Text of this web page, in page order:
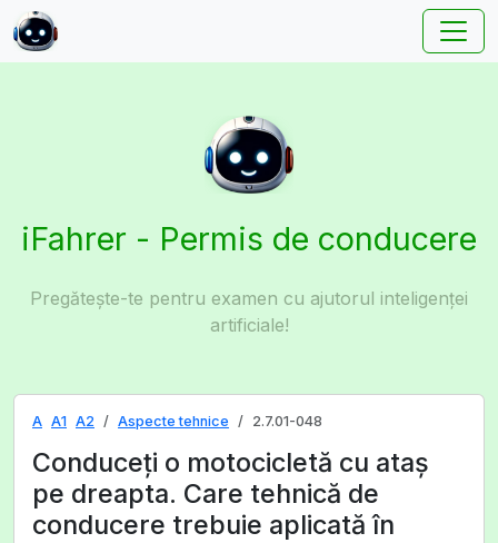
iFahrer - Permis de conducere
Pregătește-te pentru examen cu ajutorul inteligenței
artificiale!
A A1 A2 Aspecte tehnice 2.7.01-048
Conduceţi o motocicletă cu ataş
pe dreapta. Care tehnică de
conducere trebuie aplicată în